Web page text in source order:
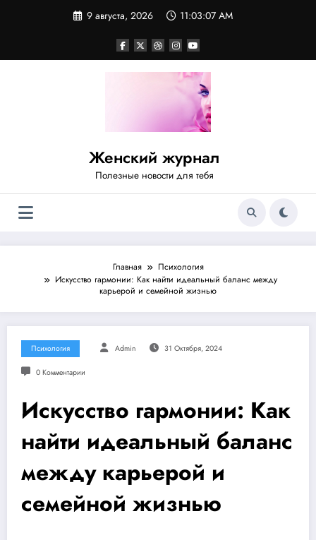
9 августа, 2026 11:03:08 AM
Женский журнал
Полезные новости для тебя
Главная
Психология
Искусство гармонии: Как найти идеальный баланс между
карьерой и семейной жизнью
Психология Admin 31 Октября, 2024
0 Комментарии
Искусство гармонии: Как
найти идеальный баланс
между карьерой и
семейной жизнью